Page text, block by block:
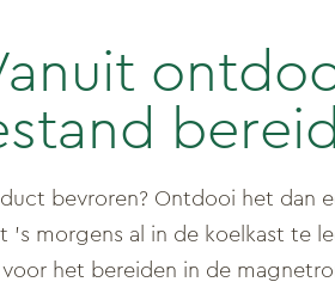
bevroren? Ontdooi het dan
’s morgens al in de koelkast te
voor het bereiden in de